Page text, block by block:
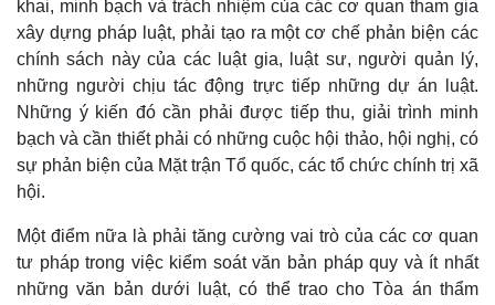
khai, minh bạch và trách nhiệm của các cơ quan tham gia
xây dựng pháp luật, phải tạo ra một cơ chế phản biện các
chính sách này của các luật gia, luật sư, người quản lý,
những người chịu tác động trực tiếp những dự án luật.
Những ý kiến đó cần phải được tiếp thu, giải trình minh
bạch và cần thiết phải có những cuộc hội thảo, hội nghị, có
sự phản biện của Mặt trận Tổ quốc, các tổ chức chính trị xã
hội.
Một điểm nữa là phải tăng cường vai trò của các cơ quan
tư pháp trong việc kiểm soát văn bản pháp quy và ít nhất
những văn bản dưới luật, có thể trao cho Tòa án thẩm